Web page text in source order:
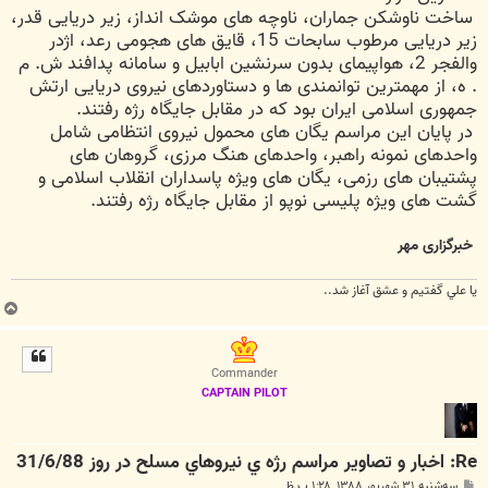
ساخت ناوشکن جماران، ناوچه های موشک انداز، زیر دریایی قدر،
زیر دریایی مرطوب سابحات 15، قایق های هجومی رعد، اژدر
والفجر 2، هواپیمای بدون سرنشین ابابیل و سامانه پدافند ش. م
. ه، از مهمترین توانمندی ها و دستاوردهای نیروی دریایی ارتش
جمهوری اسلامی ایران بود که در مقابل جایگاه رژه رفتند.
در پایان این مراسم یگان های محمول نیروی انتظامی شامل
واحدهای نمونه راهبر، واحدهای هنگ مرزی، گروهان های
پشتیبان های رزمی، یگان های ویژه پاسداران انقلاب اسلامی و
گشت های ویژه پلیسی نوپو از مقابل جایگاه رژه رفتند.
خبرگزاری مهر
يا علي گفتيم و عشق آغاز شد..
ب
ا
Commander
CAPTAIN PILOT
Re: اخبار و تصاوير مراسم رژه ي نيروهاي مسلح در روز 31/6/88